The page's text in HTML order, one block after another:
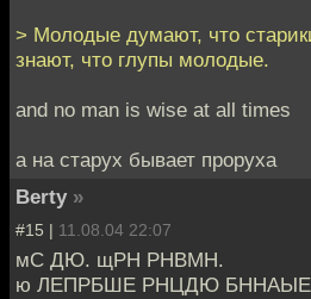
> Молодые думают, что
знают, что глупы молодые.
and no man is wise at all times
а на старух бывает проруха
Berty »
#15 | 11.08.04 22:07
мС ДЮ. щРН РНВМН.
ю ЛЕПРБШЕ РНЦДЮ БННАЫЕ